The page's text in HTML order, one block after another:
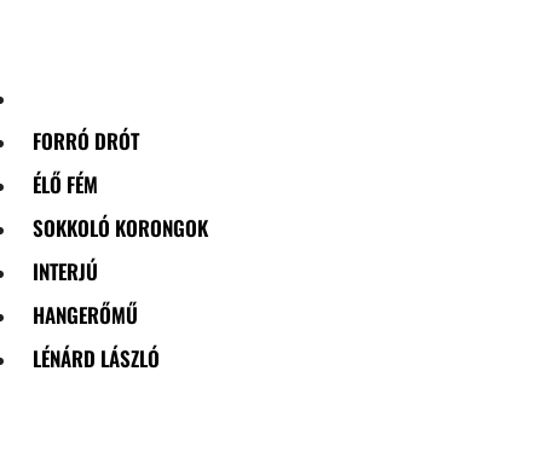
FORRÓ DRÓT
ÉLŐ FÉM
SOKKOLÓ KORONGOK
INTERJÚ
HANGERŐMŰ
LÉNÁRD LÁSZLÓ